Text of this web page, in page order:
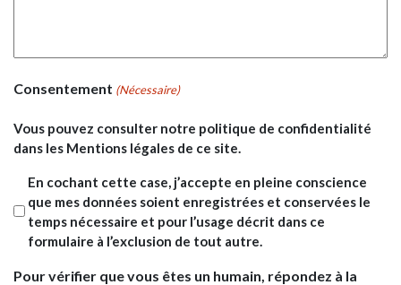
Consentement (Nécessaire)
Vous pouvez consulter notre politique de confidentialité
dans les Mentions légales de ce site.
En cochant cette case, j’accepte en pleine conscience
que mes données soient enregistrées et conservées le
temps nécessaire et pour l’usage décrit dans ce
formulaire à l’exclusion de tout autre.
Pour vérifier que vous êtes un humain, répondez à la